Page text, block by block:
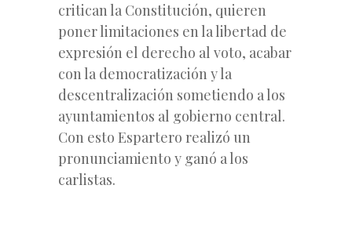
critican la Constitución, quieren
poner limitaciones en la libertad de
expresión el derecho al voto, acabar
con la democratización y la
descentralización sometiendo a los
ayuntamientos al gobierno central.
Con esto Espartero realizó un
pronunciamiento y ganó a los
carlistas.